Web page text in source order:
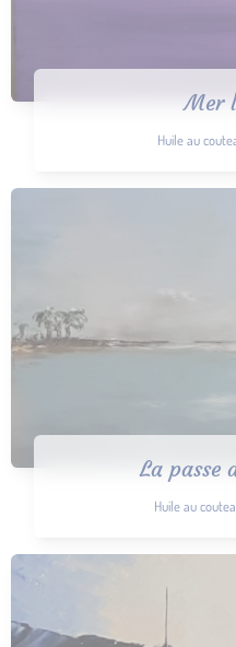
Mer
Huile au
La passe
Huile au